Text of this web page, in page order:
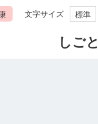
文字サイズ 標準
しごと